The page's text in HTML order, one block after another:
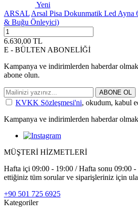
Yeni
ARSALArsal Pisa Dokunmatik Led Ayna
& Buğu Önleyici)
6.630,00 TL
E - BÜLTEN ABONELİĞİ
Kampanya ve indirimlerden haberdar
abone olun.
ABONE OL
KVKK Sözleşmesi'ni, okudum, kabul
Kampanya ve indirimlerden haberdar
MÜŞTERİ HİZMETLERİ
Hafta içi 09:00 - 19:00 / Hafta sonu 09:00 -
ettiğiniz tüm sorular ve siparişleriniz için
+90 501 725 6925
Kategoriler